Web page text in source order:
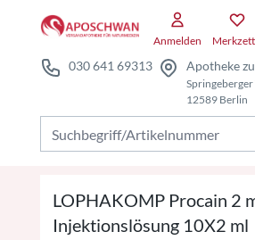
Anmelden
030 641 69313 Apotheke
Springeberger
12589 Berlin
LOPHAKOMP Procain 2
Injektionslösung 10X2 ml